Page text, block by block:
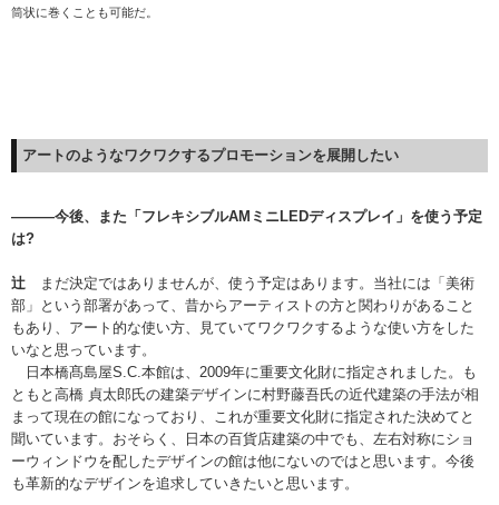
筒状に巻くことも可能だ。
アートのようなワクワクするプロモーションを展開したい
———今後、また「フレキシブルAMミニLEDディスプレイ」を使う予定
は?
辻 まだ決定ではありませんが、使う予定はあります。当社には「美術
部」という部署があって、昔からアーティストの方と関わりがあること
もあり、アート的な使い方、見ていてワクワクするような使い方をした
いなと思っています。
日本橋髙島屋S.C.本館は、2009年に重要文化財に指定されました。も
ともと高橋 貞太郎氏の建築デザインに村野藤吾氏の近代建築の手法が相
まって現在の館になっており、これが重要文化財に指定された決めてと
聞いています。おそらく、日本の百貨店建築の中でも、左右対称にショ
ーウィンドウを配したデザインの館は他にないのではと思います。今後
も革新的なデザインを追求していきたいと思います。